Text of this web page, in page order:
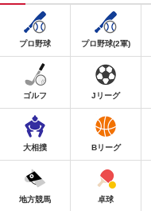
プロ野球 プロ野球(2軍)
ゴルフ Jリーグ
大相撲 Bリーグ
地方競馬 卓球